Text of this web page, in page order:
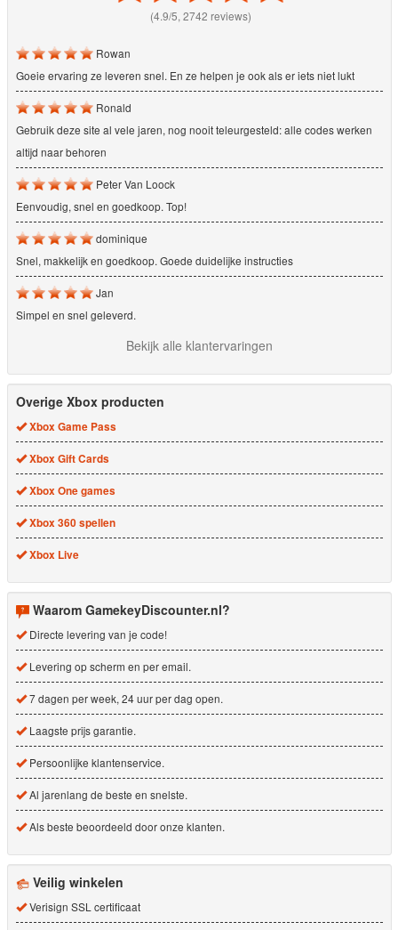
(4.9/5, 2742 reviews)
Rowan
Goeie ervaring ze leveren snel. En ze helpen je ook als er iets niet lukt
Ronald
Gebruik deze site al vele jaren, nog nooit teleurgesteld: alle codes werken
altijd naar behoren
Peter Van Loock
Eenvoudig, snel en goedkoop. Top!
dominique
Snel, makkelijk en goedkoop. Goede duidelijke instructies
Jan
Simpel en snel geleverd.
Bekijk alle klantervaringen
Overige Xbox producten
Xbox Game Pass
Xbox Gift Cards
Xbox One games
Xbox 360 spellen
Xbox Live
Waarom GamekeyDiscounter.nl?
Directe levering van je code!
Levering op scherm en per email.
7 dagen per week, 24 uur per dag open.
Laagste prijs garantie.
Persoonlijke klantenservice.
Al jarenlang de beste en snelste.
Als beste beoordeeld door onze klanten.
Veilig winkelen
Verisign SSL certificaat